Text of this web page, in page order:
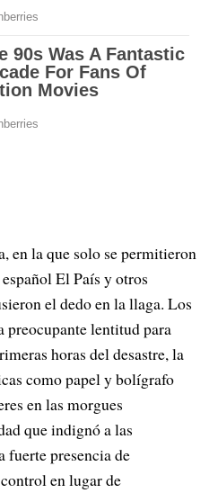
en la que solo se permitieron
El País y otros
el dedo en la llaga. Los
preocupante lentitud para
horas del desastre, la
como papel y bolígrafo
en las morgues
que indignó a las
fuerte presencia de
en lugar de